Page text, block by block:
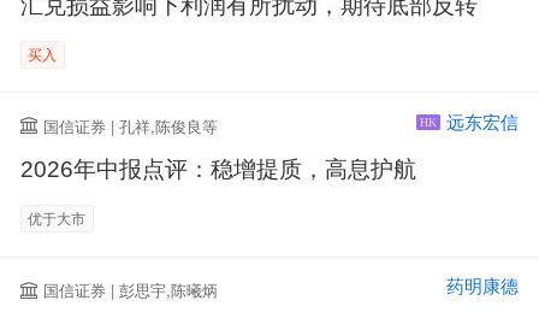
汇兑损益影响下利润有所扰动，期待底部反转
买入
国信证券 | 孔祥,陈俊良等 HK 远东宏信
2026年中报点评：稳增提质，高息护航
优于大市
国信证券 | 彭思宇,陈曦炳 药明康德